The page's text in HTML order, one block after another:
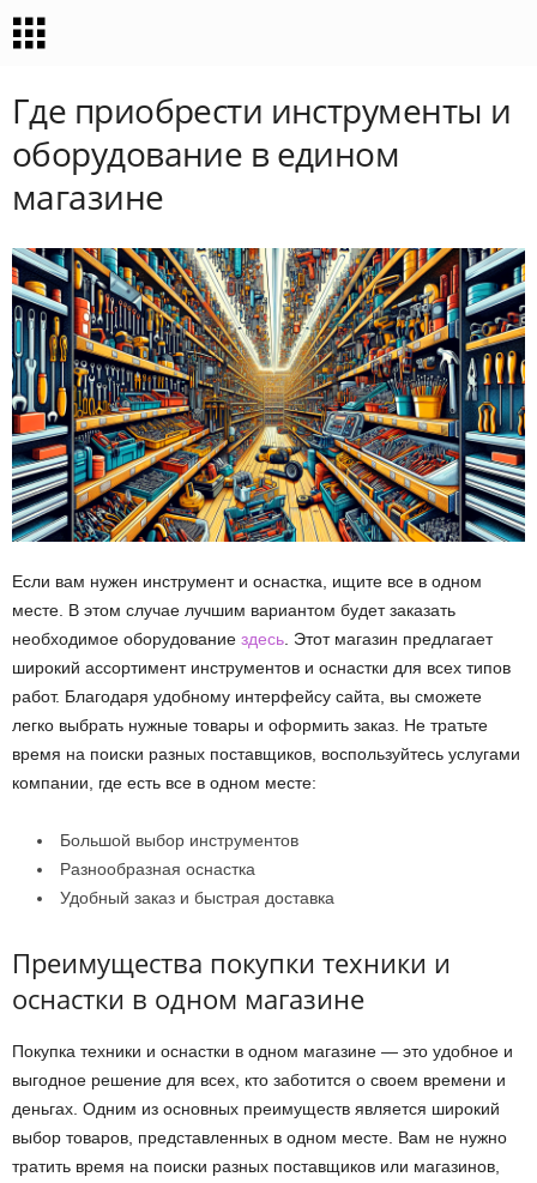
Где приобрести инструменты и
оборудование в едином
магазине
Если вам нужен инструмент и оснастка, ищите все в одном
месте. В этом случае лучшим вариантом будет заказать
необходимое оборудование здесь . Этот магазин предлагает
широкий ассортимент инструментов и оснастки для всех типов
работ. Благодаря удобному интерфейсу сайта, вы сможете
легко выбрать нужные товары и оформить заказ. Не тратьте
время на поиски разных поставщиков, воспользуйтесь услугами
компании, где есть все в одном месте:
Большой выбор инструментов
Разнообразная оснастка
Удобный заказ и быстрая доставка
Преимущества покупки техники и
оснастки в одном магазине
Покупка техники и оснастки в одном магазине — это удобное и
выгодное решение для всех, кто заботится о своем времени и
деньгах. Одним из основных преимуществ является широкий
выбор товаров, представленных в одном месте. Вам не нужно
тратить время на поиски разных поставщиков или магазинов,